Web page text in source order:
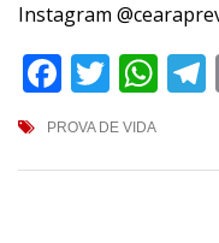
Instagram
PROVA DE VIDA